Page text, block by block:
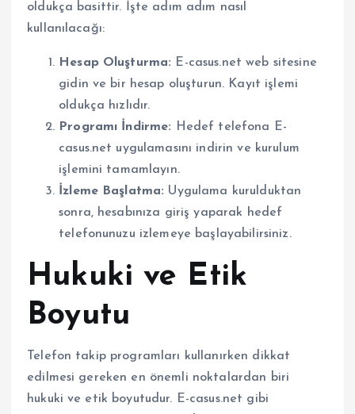
oldukça basittir. İşte adım adım nasıl
kullanılacağı:
Hesap Oluşturma: E-casus.net web sitesine
gidin ve bir hesap oluşturun. Kayıt işlemi
oldukça hızlıdır.
Programı İndirme: Hedef telefona E-
casus.net uygulamasını indirin ve kurulum
işlemini tamamlayın.
İzleme Başlatma: Uygulama kurulduktan
sonra, hesabınıza giriş yaparak hedef
telefonunuzu izlemeye başlayabilirsiniz.
Hukuki ve Etik
Boyutu
Telefon takip programları kullanırken dikkat
edilmesi gereken en önemli noktalardan biri
hukuki ve etik boyutudur. E-casus.net gibi